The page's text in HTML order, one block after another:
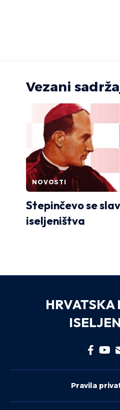
Vezani
NOVOSTI
Stepinčevo se
iseljeništva
HRVATSKA
Pravila